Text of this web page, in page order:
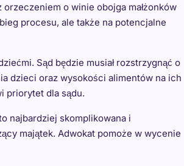
o winie obojga małżonków
procesu, ale także na potencjalne
Sąd będzie musiał rozstrzygnąć o
dzieci oraz wysokości alimentów na ich
priorytet dla sądu.
najbardziej skomplikowana i
majątek. Adwokat pomoże w wycenie